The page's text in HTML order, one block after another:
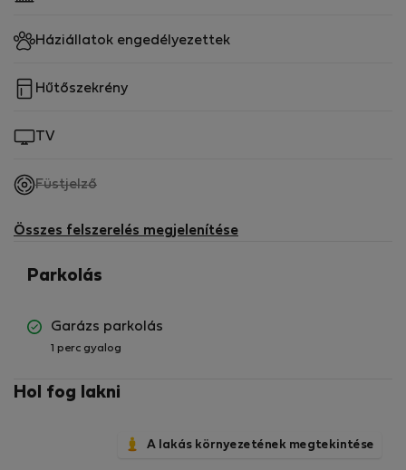
Háziállatok engedélyezettek
Hűtőszekrény
TV
Füstjelző,
elérhető
Összes felszerelés megjelenítése
Parkolás
Garázs parkolás
1 perc gyalog
Hol fog lakni
A lakás környezetének megtekintése